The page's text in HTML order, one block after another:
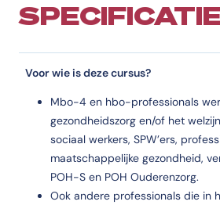
Voor wie is deze cursus?
Mbo-4 en hbo-professionals
gezondheidszorg en/of het
sociaal werkers, SPW’ers,
maatschappelijke gezondheid,
POH-S en POH Ouderenzorg.
Ook andere professionals die in